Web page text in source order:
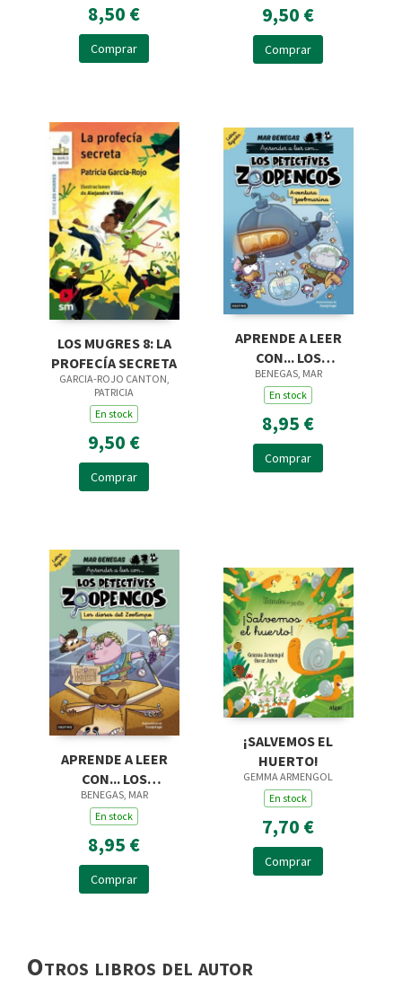
8,50 €
Comprar
9,50 €
Comprar
LOS MUGRES 8: LA
PROFECÍA SECRETA
GARCIA-ROJO CANTON,
PATRICIA
En stock
9,50 €
Comprar
APRENDE A LEER
CON... LOS
DETECTIVES
ZOOPENCOS. LETRA
LIGADA 1. AVENTURA
ZOOBMA
BENEGAS, MAR
En stock
8,95 €
Comprar
APRENDE A LEER
CON... LOS
DETECTIVES
ZOOPENCOS LETRA
LIGADA 2. LOS DIOSES
DEL ZO
BENEGAS, MAR
En stock
8,95 €
Comprar
¡SALVEMOS EL
HUERTO!
GEMMA ARMENGOL
En stock
7,70 €
Comprar
Otros libros del autor